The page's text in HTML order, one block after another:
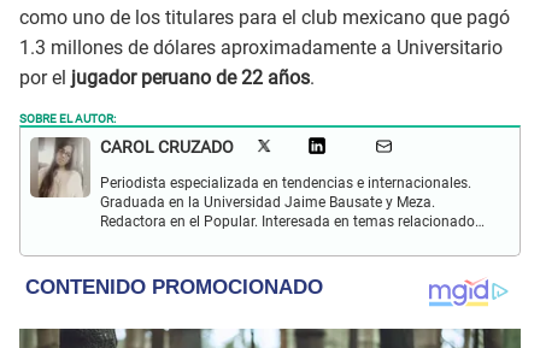
como uno de los titulares para el club mexicano que pagó
1.3 millones de dólares aproximadamente a Universitario
por el jugador peruano de 22 años.
SOBRE EL AUTOR:
CAROL CRUZADO
Periodista especializada en tendencias e internacionales.
Graduada en la Universidad Jaime Bausate y Meza.
Redactora en el Popular. Interesada en temas relacionados
comunidades nativas y apoyo social.